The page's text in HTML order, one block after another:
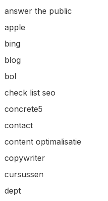
answer the public
apple
bing
blog
bol
check list seo
concrete5
contact
content optimalisatie
copywriter
cursussen
dept